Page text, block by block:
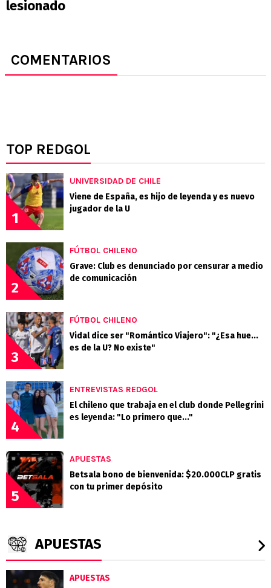
lesionado
COMENTARIOS
TOP REDGOL
1
UNIVERSIDAD DE CHILE
Viene de España, es hijo de leyenda y es nuevo
jugador de la U
2
FÚTBOL CHILENO
Grave: Club es denunciado por censurar a medio
de comunicación
3
FÚTBOL CHILENO
Vidal dice ser "Romántico Viajero": "¿Esa hue...
es de la U? No existe"
4
ENTREVISTAS REDGOL
El chileno que trabaja en el club donde Pellegrini
es leyenda: "Lo primero que..."
5
APUESTAS
Betsala bono de bienvenida: $20.000CLP gratis
con tu primer depósito
APUESTAS
APUESTAS